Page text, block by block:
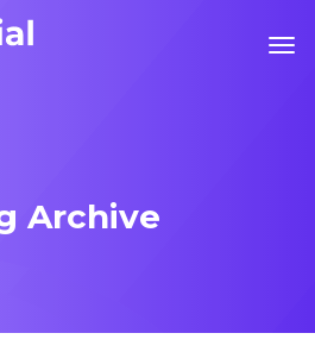
Archive